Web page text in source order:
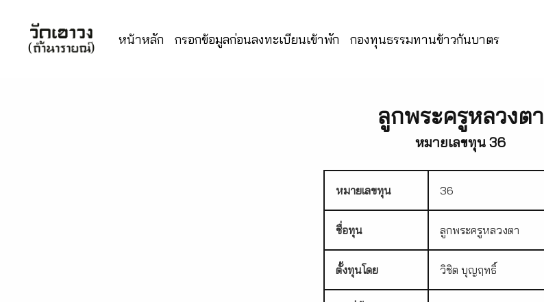
หน้าหลัก กรอกข้อมูลก่อนลงทะเบียนเข้าพัก กองทุนธรรมทานข้าวก้นบาตร
ลูกพระครูหลวงตา
หมายเลขทุน 36
หมายเลขทุน 36
ชื่อทุน ลูกพระครูหลวงตา
ตั้งทุนโดย วิชิต บุญฤทธิ์